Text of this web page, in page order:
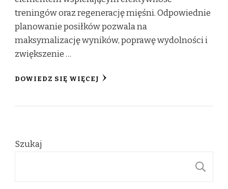
treningów oraz regenerację mięśni. Odpowiednie
planowanie posiłków pozwala na
maksymalizację wyników, poprawę wydolności i
zwiększenie …
DOWIEDZ SIĘ WIĘCEJ
Szukaj